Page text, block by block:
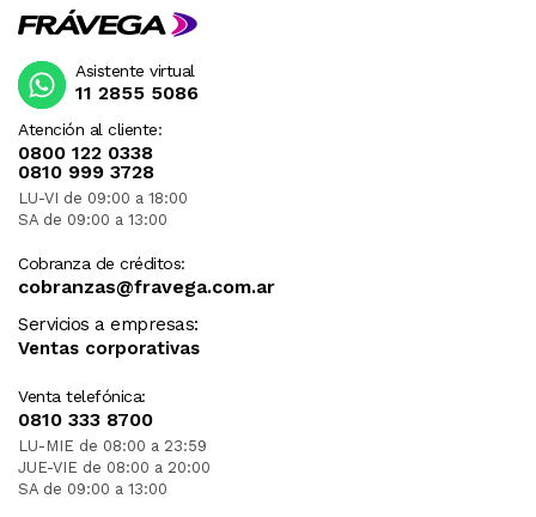
Atención al cliente:
0800 122 0338
0810 999 3728
LU-VI de 09:00 a 18:00
SA de 09:00 a 13:00
Cobranza de créditos:
cobranzas@fravega.com.ar
Servicios a empresas:
Ventas corporativas
Venta telefónica:
0810 333 8700
LU-MIE de 08:00 a 23:59
JUE-VIE de 08:00 a 20:00
SA de 09:00 a 13:00
Asistente virtual
11 2855 5086